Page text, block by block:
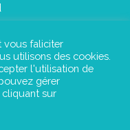
vous faliciter
utilisons des cookies.
l'utilisation de
gérer
sur